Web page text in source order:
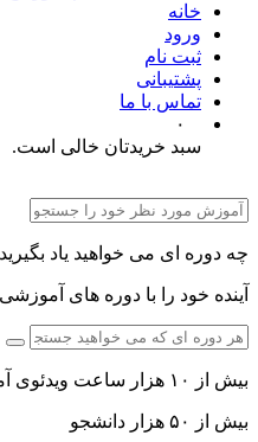
خانه
ورود
ثبت نام
پشتیبانی
تماس با ما
۰
سبد خریدتان خالی است.
چه دوره ای می خواهید یاد
آینده خود را با دوره های
بیش از ۱۰ هزار ساعت ویدئوی آموزشی
بیش از ۵۰ هزار دانشجو